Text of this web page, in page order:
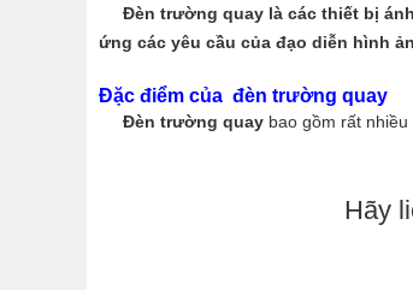
Đèn trường quay là các thiết bị
ứng các yêu cầu của đạo diễn hình
Đặc điểm của đèn trường quay
Đèn trường quay bao gồm rất
Hãy